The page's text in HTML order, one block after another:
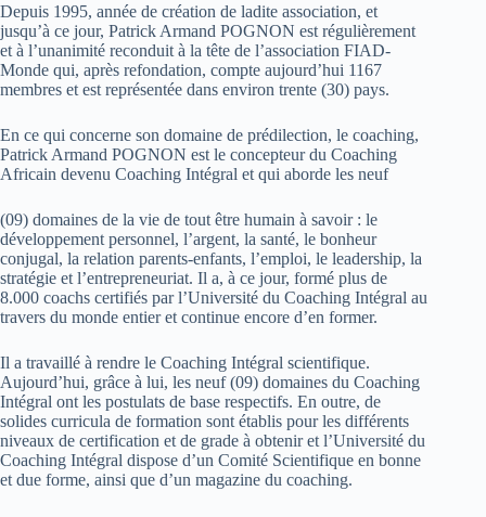
Depuis 1995, année de création de ladite association, et
jusqu’à ce jour, Patrick Armand POGNON est régulièrement
et à l’unanimité reconduit à la tête de l’association FIAD-
Monde qui, après refondation, compte aujourd’hui 1167
membres et est représentée dans environ trente (30) pays.
En ce qui concerne son domaine de prédilection, le coaching,
Patrick Armand POGNON est le concepteur du Coaching
Africain devenu Coaching Intégral et qui aborde les neuf
(09) domaines de la vie de tout être humain à savoir : le
développement personnel, l’argent, la santé, le bonheur
conjugal, la relation parents-enfants, l’emploi, le leadership, la
stratégie et l’entrepreneuriat. Il a, à ce jour, formé plus de
8.000 coachs certifiés par l’Université du Coaching Intégral au
travers du monde entier et continue encore d’en former.
Il a travaillé à rendre le Coaching Intégral scientifique.
Aujourd’hui, grâce à lui, les neuf (09) domaines du Coaching
Intégral ont les postulats de base respectifs. En outre, de
solides curricula de formation sont établis pour les différents
niveaux de certification et de grade à obtenir et l’Université du
Coaching Intégral dispose d’un Comité Scientifique en bonne
et due forme, ainsi que d’un magazine du coaching.